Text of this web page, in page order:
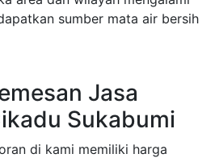
sumber mata air bersih
Jasa
Sukabumi
di kami memiliki harga